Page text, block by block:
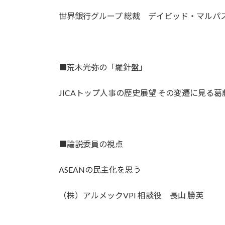
世界銀行グループ 総裁 デイビッド・マルパ
■荒木光弥の「羅針盤」
JICAトップ人事の歴史展望 その変遷に見る
■論説委員の視点
ASEANの民主化を思う
（株）アルメックVPI 相談役 長山 勝英